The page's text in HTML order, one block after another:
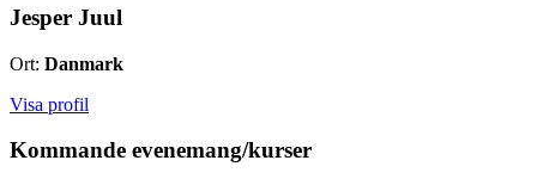
Jesper Juul
Ort: Danmark
Visa profil
Kommande evenemang/kurser